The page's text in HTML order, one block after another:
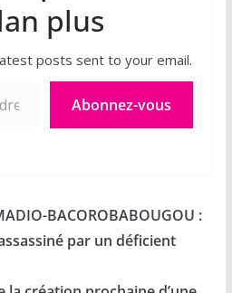
plus
posts sent to your email.
Abonnez-vous
BACOROBABOUGOU :
par un déficient